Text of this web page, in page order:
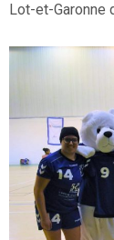
Lot-et-Garonne